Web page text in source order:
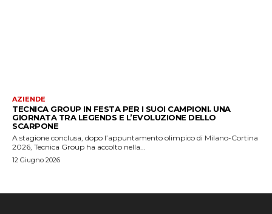
AZIENDE
TECNICA GROUP IN FESTA PER I SUOI CAMPIONI. UNA
GIORNATA TRA LEGENDS E L’EVOLUZIONE DELLO
SCARPONE
A stagione conclusa, dopo l’appuntamento olimpico di Milano-Cortina
2026, Tecnica Group ha accolto nella...
12 Giugno 2026